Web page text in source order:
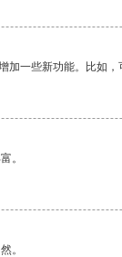
加一些新功能。比如
。
。